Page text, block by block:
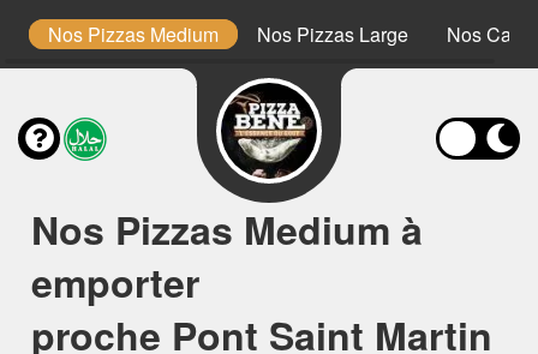
Nos Pizzas Medium Nos Pizzas Large Nos
Nos Pizzas Medium à
emporter
proche Pont Saint Martin